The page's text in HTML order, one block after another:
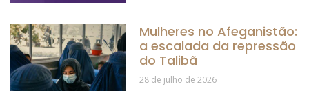
Mulheres no Afeganistão:
a escalada da repressão
do Talibã
28 de julho de 2026